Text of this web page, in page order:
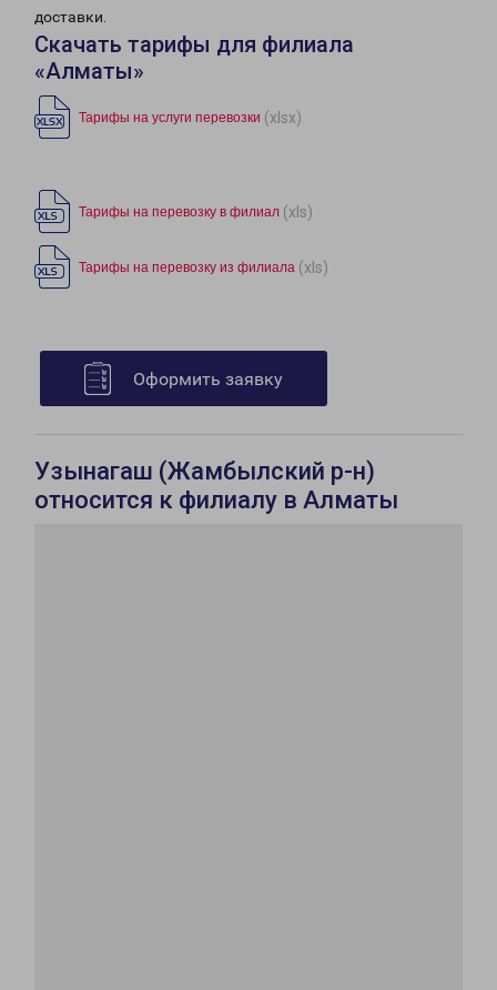
доставки.
Скачать тарифы для филиала
«Алматы»
Тарифы на услуги перевозки (xlsx)
Тарифы на перевозку в филиал (xls)
Тарифы на перевозку из филиала (xls)
Оформить заявку
Узынагаш (Жамбылский р-н)
относится к филиалу в Алматы